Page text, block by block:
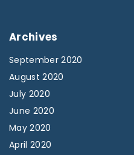
Archives
September 2020
August 2020
July 2020
June 2020
May 2020
April 2020